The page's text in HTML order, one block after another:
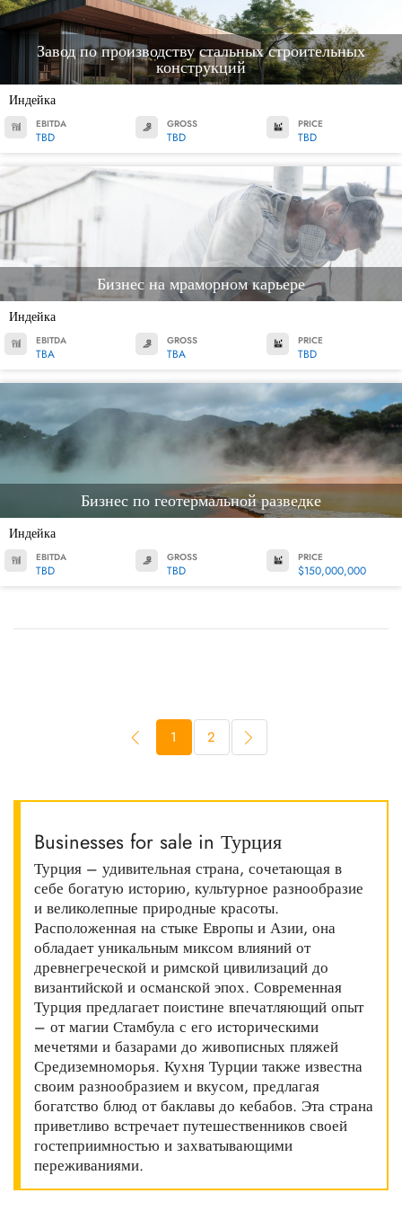
Завод по производству стальных строительных
конструкций
Индейка
EBITDA
TBD
GROSS
TBD
PRICE
TBD
Бизнес на мраморном карьере
Индейка
EBITDA
TBA
GROSS
TBA
PRICE
TBD
Бизнес по геотермальной разведке
Индейка
EBITDA
TBD
GROSS
TBD
PRICE
$150,000,000
1 2
Businesses for sale in Турция
Турция – удивительная страна, сочетающая в
себе богатую историю, культурное разнообразие
и великолепные природные красоты.
Расположенная на стыке Европы и Азии, она
обладает уникальным миксом влияний от
древнегреческой и римской цивилизаций до
византийской и османской эпох. Современная
Турция предлагает поистине впечатляющий опыт
– от магии Стамбула с его историческими
мечетями и базарами до живописных пляжей
Средиземноморья. Кухня Турции также известна
своим разнообразием и вкусом, предлагая
богатство блюд от баклавы до кебабов. Эта страна
приветливо встречает путешественников своей
гостеприимностью и захватывающими
переживаниями.